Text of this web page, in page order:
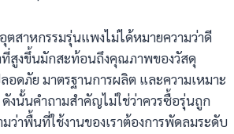
สาหกรรมรุ่นแพงไม่ได้หมายความว่าดี
สูงขึ้นมักสะท้อนถึงคุณภาพของวัสดุ
อดภัย มาตรฐานการผลิต และความเหมาะ
งนั้นคำถามสำคัญไม่ใช่ว่าควรซื้อรุ่นถูก
ว่าพื้นที่ใช้งานของเราต้องการพัดลมระดับ